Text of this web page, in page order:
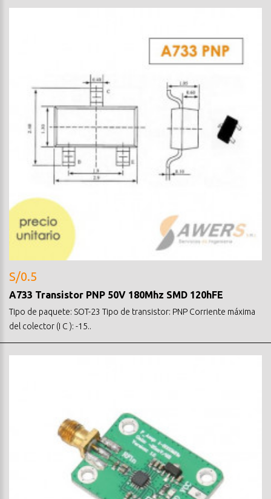
S/0.5
A733 Transistor PNP 50V 180Mhz SMD 120hFE
Tipo de paquete: SOT-23 Tipo de transistor: PNP Corriente máxima
del colector (I C ): -15..